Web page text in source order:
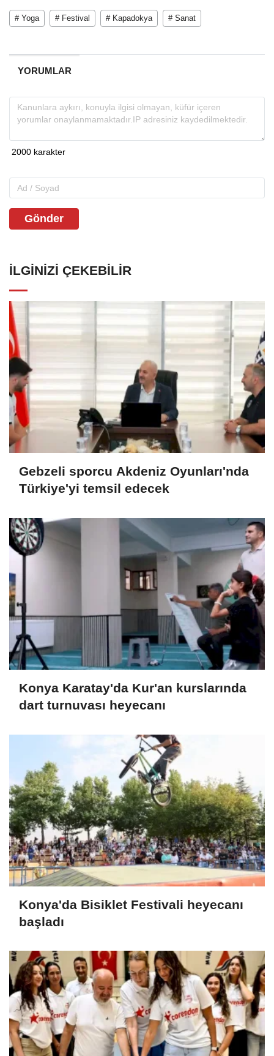
# Yoga # Festival # Kapadokya # Sanat
YORUMLAR
Gönder
İLGINIZI ÇEKEBILIR
Gebzeli sporcu Akdeniz Oyunları'nda
Türkiye'yi temsil edecek
Konya Karatay'da Kur'an kurslarında
dart turnuvası heyecanı
Konya'da Bisiklet Festivali heyecanı
başladı